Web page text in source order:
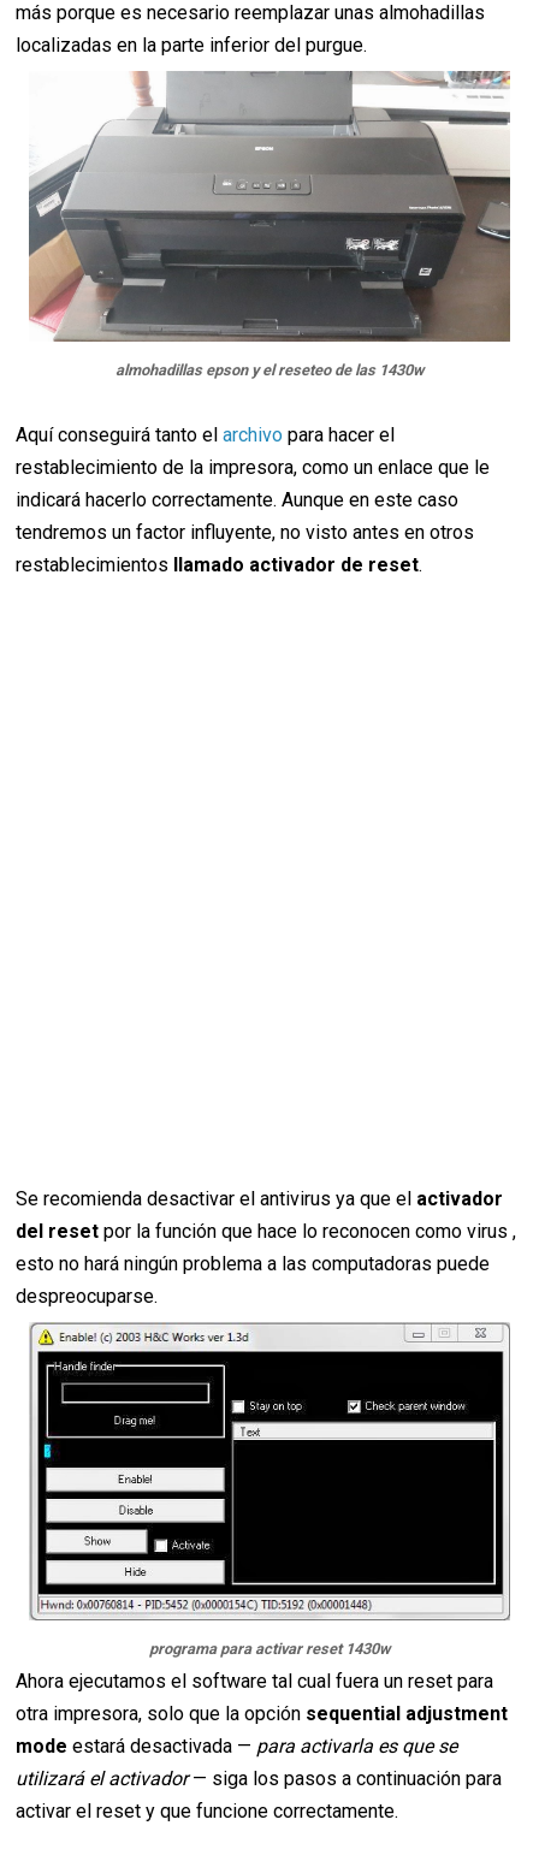
más porque es necesario reemplazar unas almohadillas
localizadas en la parte inferior del purgue.
almohadillas epson y el reseteo de las 1430w
Aquí conseguirá tanto elarchivo para hacer el
restablecimiento de la impresora, como un enlace que le
indicará hacerlo correctamente. Aunque en este caso
tendremos un factor influyente, no visto antes en otros
restablecimientos llamado activador de reset.
Se recomienda desactivar el antivirus ya que el activador
del reset por la función que hace lo reconocen como virus ,
esto no hará ningún problema a las computadoras puede
despreocuparse.
programa para activar reset 1430w
Ahora ejecutamos el software tal cual fuera un reset para
otra impresora, solo que la opción sequential adjustment
mode estará desactivada — para activarla es que se
utilizará el activador— siga los pasos a continuación para
activar el reset y que funcione correctamente.